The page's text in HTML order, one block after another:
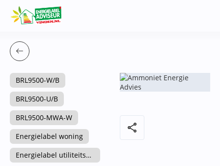
share
BRL9500-W/B
BRL9500-U/B
BRL9500-MWA-W
Energielabel woning
Energielabel utiliteitsgebouw